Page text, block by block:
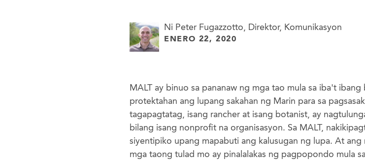
Ni Peter Fugazzotto, Direktor, Komunikasyon
ENERO 22, 2020
MALT ay binuo sa pananaw ng mga tao mula sa iba't
protektahan ang lupang sakahan ng Marin para sa
tagapagtatag, isang rancher at isang botanist, ay
bilang isang nonprofit na organisasyon. Sa MALT,
siyentipiko upang mapabuti ang kalusugan ng lupa. At ang
mga taong tulad mo ay pinalalakas ng pagpopondo mula